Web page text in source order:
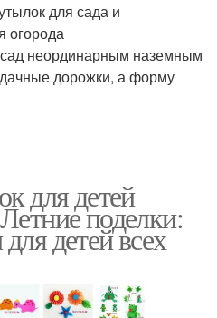
для сада и
огорода
неординарным наземным
дорожки, а форму
для детей
поделки:
детей всех